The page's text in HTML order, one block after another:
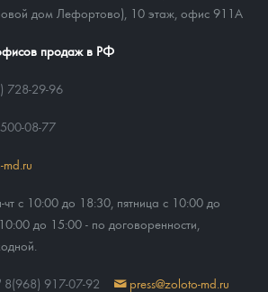
дом Лефортово), 10 этаж, офис 911А
продаж в РФ
728-29-96
08-77
чт с 10:00 до 18:30, пятница с 10:00 до
до 15:00 - по договоренности,
8(968) 917-07-92 press@zoloto-md.ru